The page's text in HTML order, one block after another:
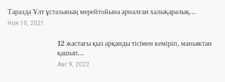
Таразда Ұлт ұстазының мерейтойына арналған халықаралық…
Ноя 10, 2021
12 жастағы қыз арқанды тісімен кеміріп, маньяктан
қашып…
Авг 9, 2022